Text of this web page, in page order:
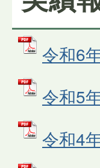
令和6
令和5
令和4